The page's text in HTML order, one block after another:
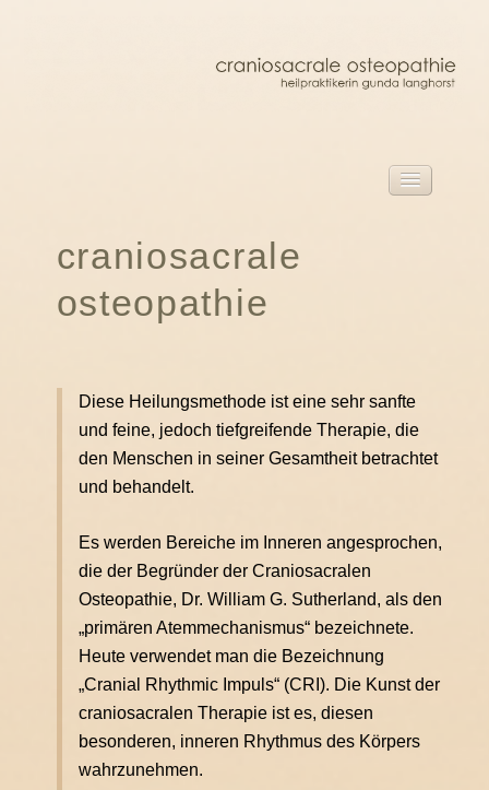
Herzlich willkommen!
craniosacrale osteopathie barmstedt
die behandlung
behandlung für erwachsene
behandlung für kinder
heilmassagen
babymassage als kurs für eltern
Fruchtbarkeitsmassage (Kinderwunschbehandlung)
kinderwunsch
Fruchtbarkeitsmassage (Kinderwunschbehandlung)
craniosacrale
osteopathie
Diese Heilungsmethode ist eine sehr sanfte
und feine, jedoch tiefgreifende Therapie, die
den Menschen in seiner Gesamtheit betrachtet
und behandelt.
Es werden Bereiche im Inneren angesprochen,
die der Begründer der Craniosacralen
Osteopathie, Dr. William G. Sutherland, als den
„primären Atemmechanismus“ bezeichnete.
Heute verwendet man die Bezeichnung
„Cranial Rhythmic Impuls“ (CRI). Die Kunst der
craniosacralen Therapie ist es, diesen
besonderen, inneren Rhythmus des Körpers
wahrzunehmen.